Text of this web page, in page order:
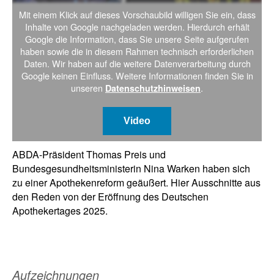
Mit einem Klick auf dieses Vorschaubild willigen Sie ein, dass
Inhalte von Google nachgeladen werden. Hierdurch erhält
Google die Information, dass Sie unsere Seite aufgerufen
haben sowie die in diesem Rahmen technisch erforderlichen
Daten. Wir haben auf die weitere Datenverarbeitung durch
Google keinen Einfluss. Weitere Informationen finden Sie in
unseren Datenschutzhinweisen.
Video
ABDA-Präsident Thomas Preis und
Bundesgesundheitsministerin Nina Warken haben sich
zu einer Apothekenreform geäußert. Hier Ausschnitte aus
den Reden von der Eröffnung des Deutschen
Apothekertages 2025.
Aufzeichnungen